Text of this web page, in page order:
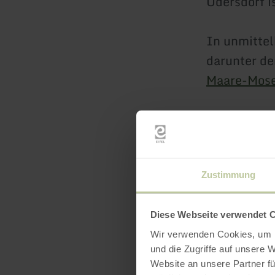
Zustimmung
Diese Webseite verwendet
Wir verwenden Cookies,
und die Zugriffe auf unsere
Website an unsere Partner
In
darunter
Maare-
über die
Ebenso